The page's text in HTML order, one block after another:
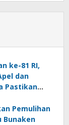
ke-81 RI,
dan
Pastikan
Pemulihan
Bunaken